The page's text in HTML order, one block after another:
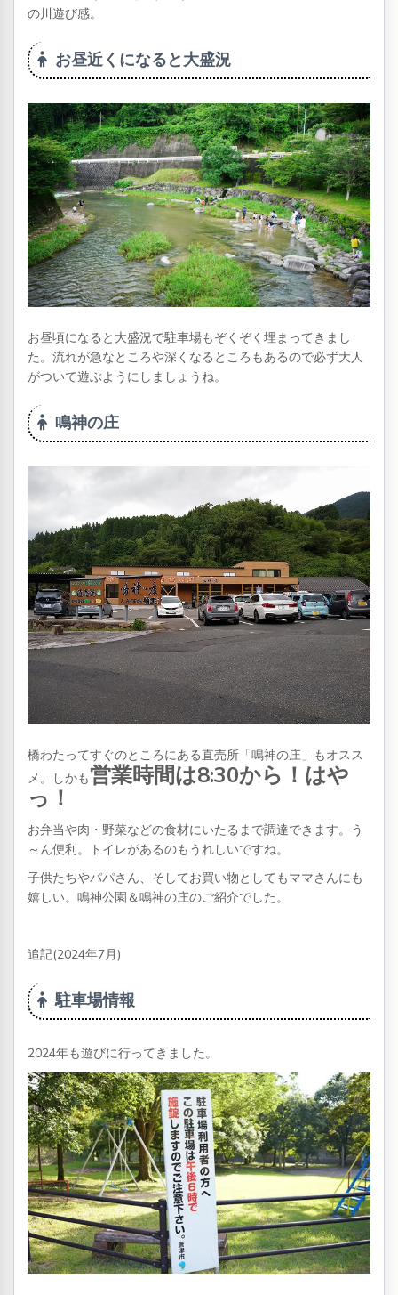
の川遊び感。
お昼近くになると大盛況
お昼頃になると大盛況で駐車場もぞくぞく埋まってきまし
た。流れが急なところや深くなるところもあるので必ず大人
がついて遊ぶようにしましょうね。
鳴神の庄
橋わたってすぐのところにある直売所「鳴神の庄」もオスス
メ。しかも営業時間は8:30から！はや
っ！
お弁当や肉・野菜などの食材にいたるまで調達できます。う
～ん便利。トイレがあるのもうれしいですね。
子供たちやパパさん、そしてお買い物としてもママさんにも
嬉しい。鳴神公園＆鳴神の庄のご紹介でした。
追記(2024年7月)
駐車場情報
2024年も遊びに行ってきました。